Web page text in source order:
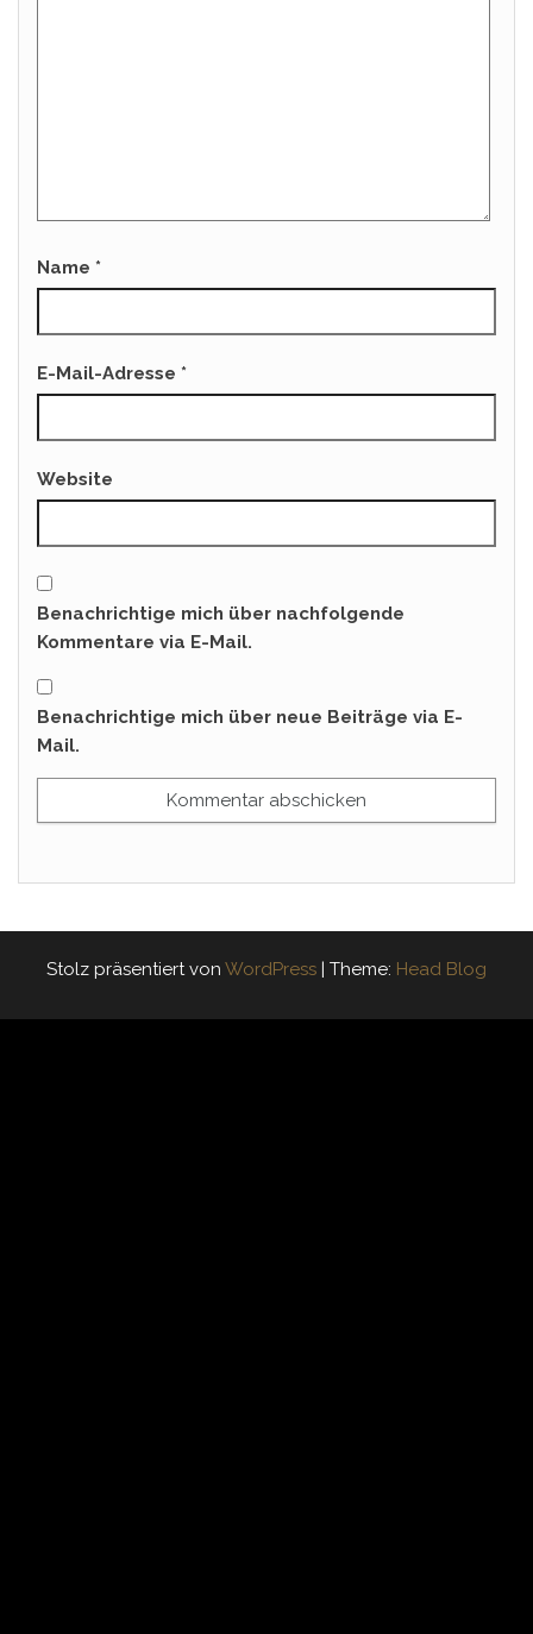
Name *
E-Mail-Adresse *
Website
Benachrichtige mich über nachfolgende
Kommentare via E-Mail.
Benachrichtige mich über neue Beiträge via E-
Mail.
Stolz präsentiert von WordPress Theme: Head Blog